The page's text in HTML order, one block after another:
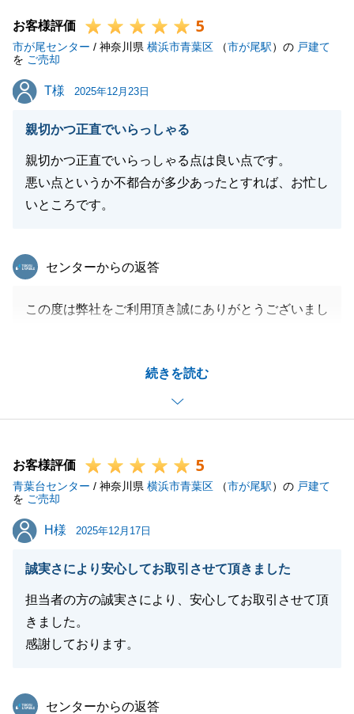
際にご子息様がすごく楽しみにされていらっしゃった
ことが記憶に残っていたため、本当にうまく行って良
かったと思います。
今後とも不動産に関するご相談がございましたらお気
何卒宜しくお願い申し上げます。
お客様評価 5
市が尾センター / 神奈川県 横浜市青葉区 （市が尾駅）の 戸建て
を ご売却
T様
T様 2025年12月23日
親切かつ正直でいらっしゃる
親切かつ正直でいらっしゃる点は良い点です。
悪い点というか不都合が多少あったとすれば、お忙し
いところです。
続きを読む
東急リバブル
センターからの返答
この度は弊社をご利用頂き誠にありがとうございまし
した事、重ねて御礼申し上げます。
また弊社でお役に立てることがございましたら是非お
声がけください。
お客様評価 5
青葉台センター / 神奈川県 横浜市青葉区 （市が尾駅）の 戸建て
を ご売却
H様
H様 2025年12月17日
誠実さにより安心してお取引させて頂きました
担当者の方の誠実さにより、安心してお取引させて頂
きました。
感謝しております。
東急リバブル
センターからの返答